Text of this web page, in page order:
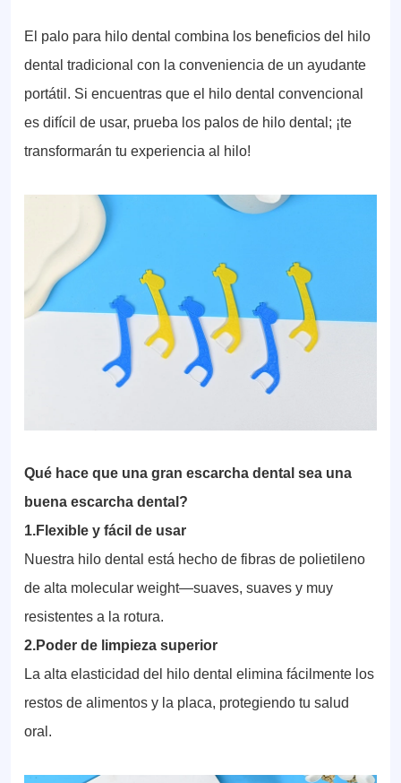
El palo para hilo dental combina los beneficios del hilo
dental tradicional con la conveniencia de un ayudante
portátil. Si encuentras que el hilo dental convencional
es difícil de usar, prueba los palos de hilo dental; ¡te
transformarán tu experiencia al hilo!
Qué hace que una gran escarcha dental sea una
buena escarcha dental?
1.Flexible y fácil de usar
Nuestra hilo dental está hecho de fibras de polietileno
de alta molecular weight—suaves, suaves y muy
resistentes a la rotura.
2.Poder de limpieza superior
La alta elasticidad del hilo dental elimina fácilmente los
restos de alimentos y la placa, protegiendo tu salud
oral.